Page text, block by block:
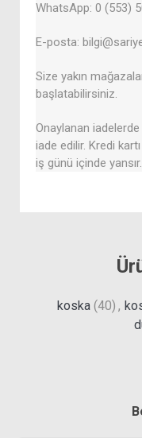
WhatsApp: 0 (553)
E-posta:
Size yakın
başlatabilirsiniz.
Onaylanan
iade edilir. Kredi
iş günü içinde yansır.
koska (40) ,